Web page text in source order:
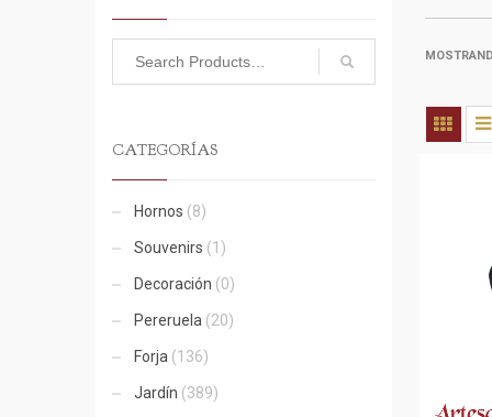
CATEGORÍAS
Hornos (8)
Souvenirs (1)
Decoración (0)
Pereruela (20)
Forja (136)
Jardín (389)